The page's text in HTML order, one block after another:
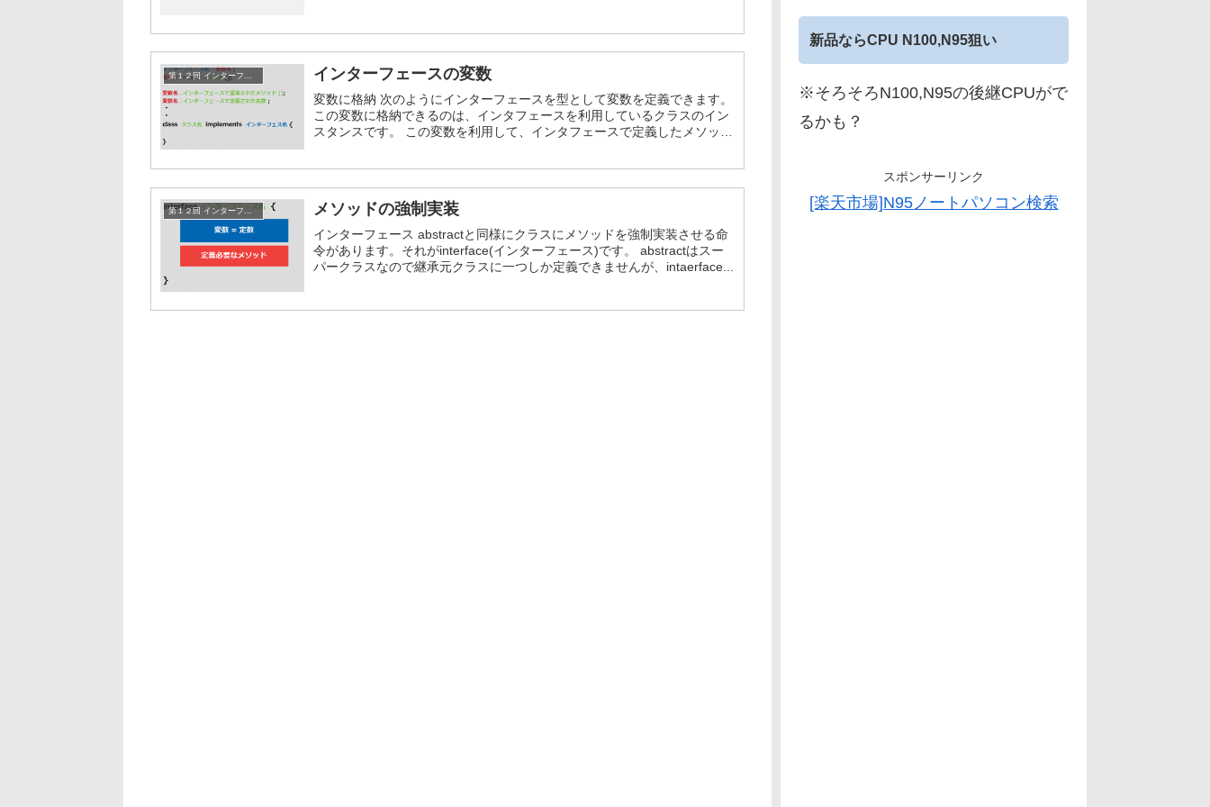
インターフェースの変数
変数に格納 次のようにインターフェースを型として変数を定義できます。
この変数に格納できるのは、インタフェースを利用しているクラスのイン
スタンスです。 この変数を利用して、インタフェースで定義したメソッ
第１２回 インターフェース メソッドの強制実装
インターフェース abstractと同様にクラスにメソッドを強制実装させる命
令があります。それがinterface(インターフェース)です。 abstractはスー
パークラスなので継承元クラスに一つしか定義できませんが、intaerface...
新品ならCPU N100,N95狙い
※そろそろN100,N95の後継CPUがで
るかも？
スポンサーリンク
[楽天市場]N95ノートパソコン検索